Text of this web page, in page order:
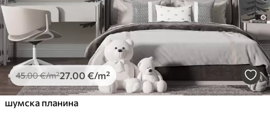
45.00€/m²27.00 €/m²
шумска планина